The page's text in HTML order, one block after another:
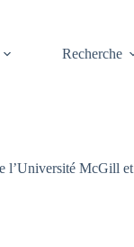
Recherche
l’Université